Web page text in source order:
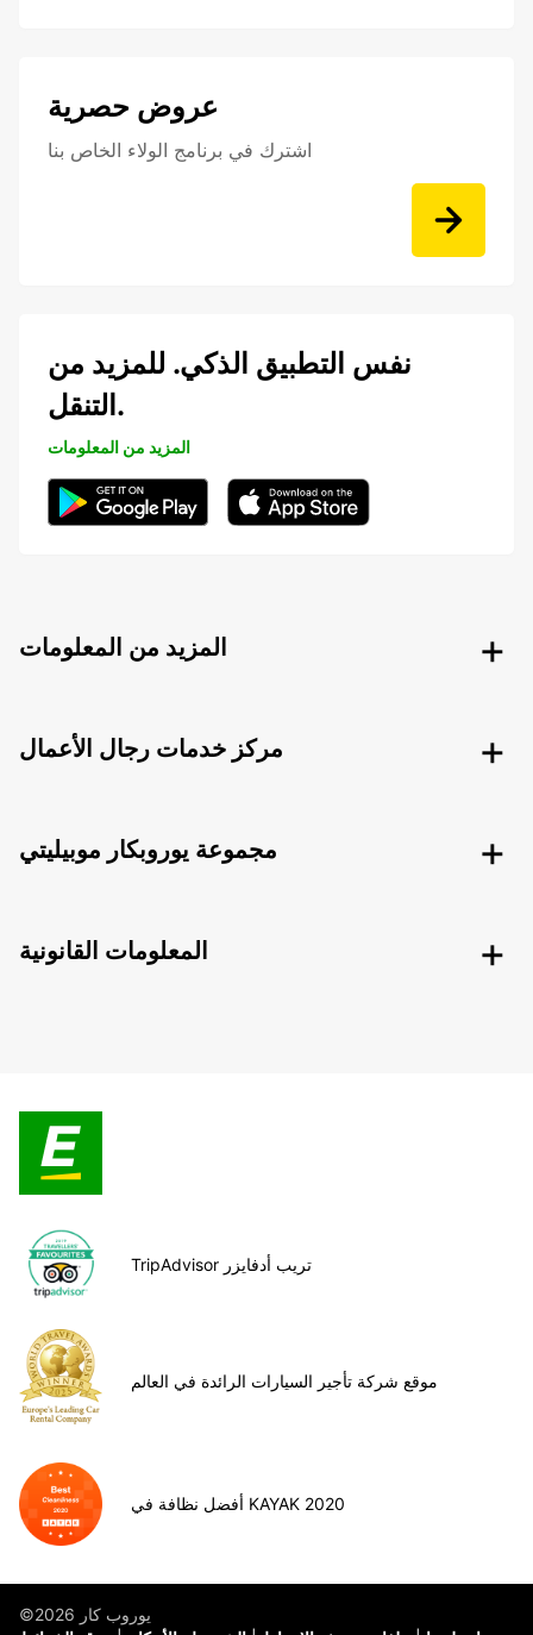
عروض حصرية
اشترك في برنامج الولاء الخاص بنا
نفس التطبيق الذكي. للمزيد من
التنقل.
المزيد من المعلومات
المزيد من المعلومات
مركز خدمات رجال الأعمال
مجموعة يوروبكار موبيليتي
المعلومات القانونية
TripAdvisor تريب أدفايزر
موقع شركة تأجير السيارات الرائدة في العالم
أفضل نظافة في KAYAK 2020
©يوروب كار 2026